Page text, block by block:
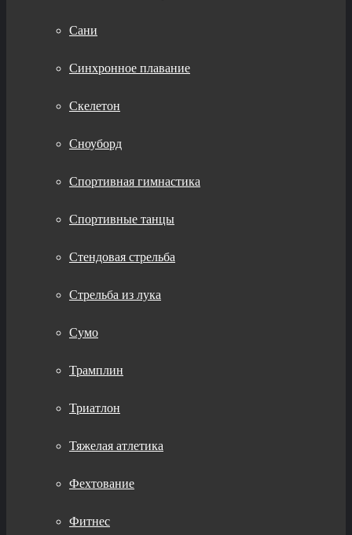
Сани
Синхронное плавание
Скелетон
Сноуборд
Спортивная гимнастика
Спортивные танцы
Стендовая стрельба
Стрельба из лука
Сумо
Трамплин
Триатлон
Тяжелая атлетика
Фехтование
Фитнес